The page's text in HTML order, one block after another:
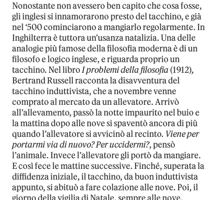
Nonostante non avessero ben capito che cosa fosse,
gli inglesi si innamorarono presto del tacchino, e già
nel ‘500 cominciarono a mangiarlo regolarmente. In
Inghilterra è tuttora un’usanza natalizia. Una delle
analogie più famose della filosofia moderna è di un
filosofo e logico inglese, e riguarda proprio un
tacchino. Nel libroI problemi della filosofia (1912),
Bertrand Russell racconta la disavventura del
tacchino induttivista, che a novembre venne
comprato al mercato da un allevatore. Arrivò
all’allevamento, passò la notte impaurito nel buio e
la mattina dopo alle nove si spaventò ancora di più
quando l’allevatore si avvicinò al recinto. Viene per
portarmi via di nuovo? Per uccidermi?, pensò
l’animale. Invece l’allevatore gli portò da mangiare.
E così fece le mattine successive. Finché, superata la
diffidenza iniziale, il tacchino, da buon induttivista
appunto, si abituò a fare colazione alle nove. Poi, il